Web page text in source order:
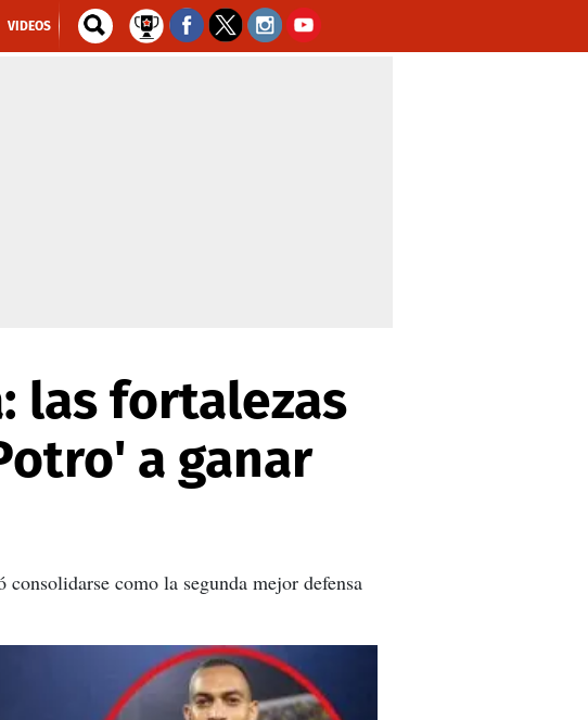
VIDEOS
las fortalezas
a ganar
como la segunda mejor defensa